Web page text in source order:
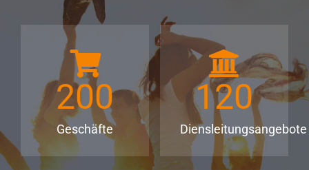
200
Geschäfte
120
Diensleitungsangebote